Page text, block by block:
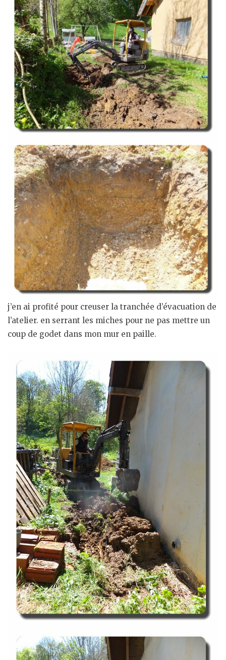
j’en ai profité pour creuser la tranchée d’évacuation de
l’atelier. en serrant les miches pour ne pas mettre un
coup de godet dans mon mur en paille.